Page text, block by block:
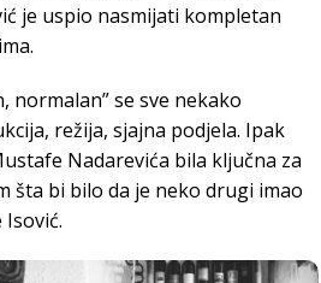
je uspio nasmijati kompletan
normalan” se sve nekako
režija, sjajna podjela. Ipak
Nadarevića bila ključna za
šta bi bilo da je neko drugi imao
Isović.